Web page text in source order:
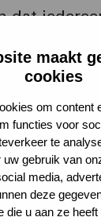
maakt
cookies
om content
functies voor
te
uw gebruik van
media,
deze
die u aan ze
dat
en helpen
om
voor